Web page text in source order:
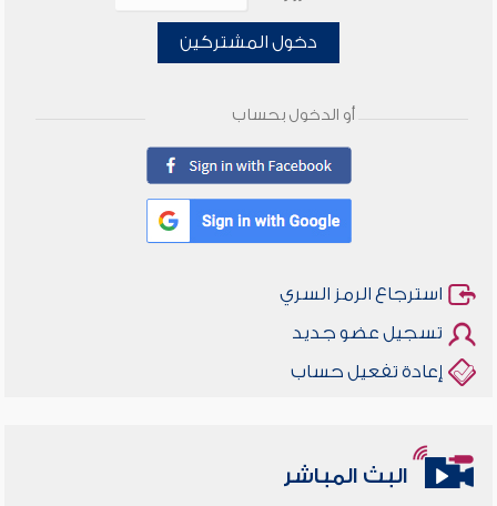
دخول المشتركين
أو الدخول بحساب
استرجاع الرمز السري
تسجيل عضو جديد
إعادة تفعيل حساب
البث المباشر